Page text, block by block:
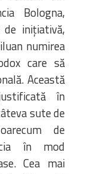
Bologna,
iniţiativă,
numirea
care să
Această
în
sute de
de
în mod
Cea mai